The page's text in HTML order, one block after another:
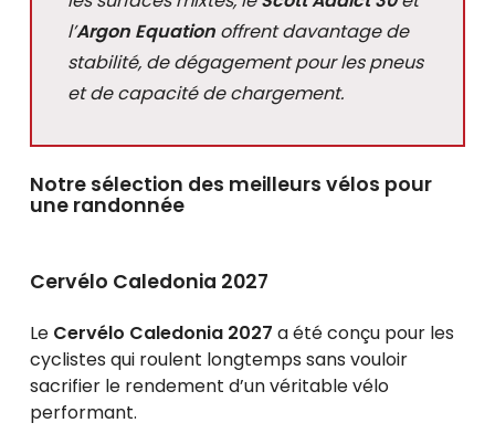
l’Argon Equationoffrent davantage de
stabilité, de dégagement pour les pneus
et de capacité de chargement.
Notre sélection des meilleurs vélos pour
une randonnée
Cervélo Caledonia 2027
Le Cervélo Caledonia 2027 a été conçu pour les
cyclistes qui roulent longtemps sans vouloir
sacrifier le rendement d’un véritable vélo
performant.